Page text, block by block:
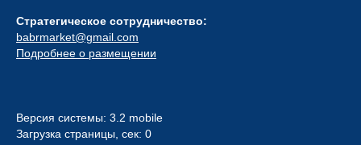
Стратегическое сотрудничество:
babrmarket@gmail.com
Подробнее о размещении
Версия системы: 3.2 mobile
Загрузка страницы, сек: 0